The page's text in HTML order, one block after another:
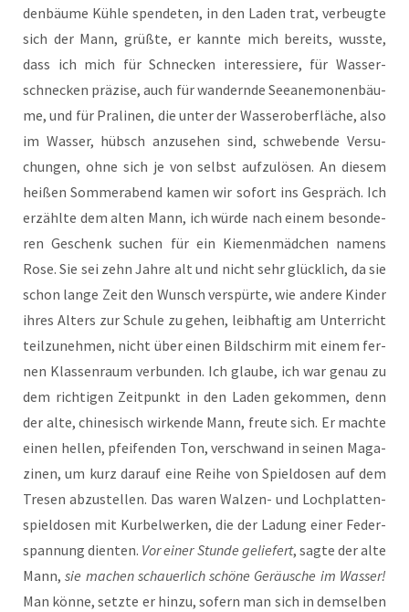
den­bäu­me Küh­le spen­de­ten, in den Laden trat, ver­beug­te
sich der Mann, grüß­te, er kann­te mich bereits, wuss­te,
dass ich mich für Schne­cken inter­es­sie­re, für Was­ser­
schne­cken prä­zi­se, auch für wan­dern­de See­ane­mo­nen­bäu­
me, und für Pra­li­nen, die unter der Was­ser­ober­flä­che, also
im Was­ser, hübsch anzu­se­hen sind, schwe­ben­de Ver­su­
chun­gen, ohne sich je von selbst auf­zu­lö­sen. An die­sem
hei­ßen Som­mer­abend kamen wir sofort ins Gespräch. Ich
erzähl­te dem alten Mann, ich wür­de nach einem beson­de­
ren Geschenk suchen für ein Kie­men­mäd­chen namens
Rose. Sie sei zehn Jah­re alt und nicht sehr glück­lich, da sie
schon lan­ge Zeit den Wunsch ver­spür­te, wie ande­re Kin­der
ihres Alters zur Schu­le zu gehen, leib­haf­tig am Unter­richt
teil­zu­neh­men, nicht über einen Bild­schirm mit einem fer­
nen Klas­sen­raum ver­bun­den. Ich glau­be, ich war genau zu
dem rich­ti­gen Zeit­punkt in den Laden gekom­men, denn
der alte, chi­ne­sisch wir­ken­de Mann, freu­te sich. Er mach­te
einen hel­len, pfei­fen­den Ton, ver­schwand in sei­nen Maga­
zi­nen, um kurz dar­auf eine Rei­he von Spiel­do­sen auf dem
Tre­sen abzu­stel­len. Das waren Wal­zen- und Loch­plat­ten­
spiel­do­sen mit Kur­bel­wer­ken, die der Ladung einer Feder­
span­nung dien­ten. Vor einer Stun­de gelie­fert, sag­te der alte
Mann,sie machen schau­er­lich schö­ne Geräu­sche im Was­ser!
Man kön­ne, setz­te er hin­zu, sofern man sich in dem­sel­ben